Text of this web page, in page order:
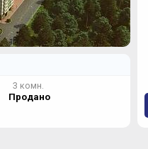
3 комн.
Продано